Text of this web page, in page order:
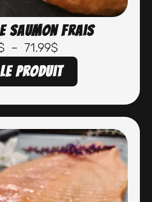
saumon frais
– 71.99$
produit